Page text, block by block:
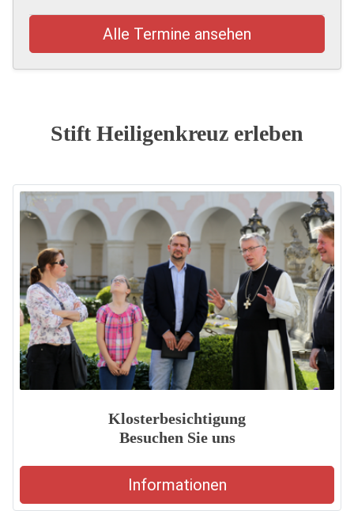
Alle Termine ansehen
Stift Heiligenkreuz erleben
Klosterbesichtigung
Besuchen Sie uns
Informationen